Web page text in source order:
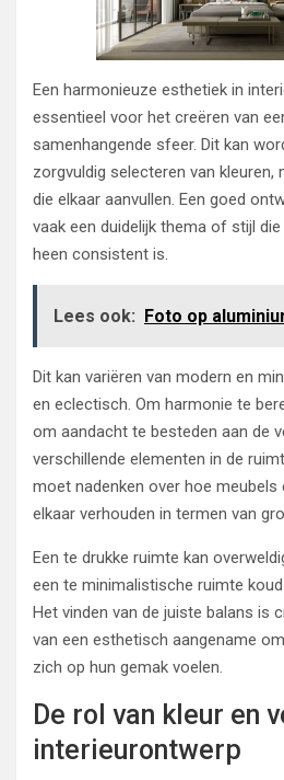
Een harmonieuze esthetiek in
essentieel voor het creëren van
samenhangende sfeer. Dit kan
zorgvuldig selecteren van kleuren,
die elkaar aanvullen. Een goed
vaak een duidelijk thema of stijl
heen consistent is.
Lees ook: Foto op
Dit kan variëren van modern en
en eclectisch. Om harmonie te
om aandacht te besteden aan de
verschillende elementen in de
moet nadenken over hoe
elkaar verhouden in termen van
Een te drukke ruimte kan
een te minimalistische ruimte
Het vinden van de juiste balans is
van een esthetisch aangename
zich op hun gemak voelen.
De rol van kleur en
interieurontwerp